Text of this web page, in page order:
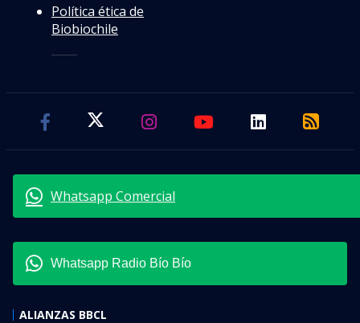
Política ética de
Biobiochile
Whatsapp Comercial
Whatsapp Radio Bío Bío
ALIANZAS BBCL